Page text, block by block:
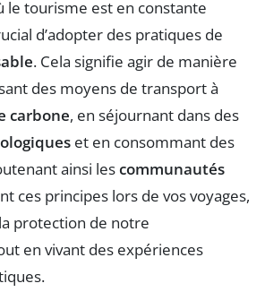
le tourisme est en constante
d’adopter des pratiques de
. Cela signifie agir de manière
des moyens de transport à
carbone, en séjournant dans des
et en consommant des
ainsi lescommunautés
ces principes lors de vos voyages,
protection de notre
en vivant des expériences